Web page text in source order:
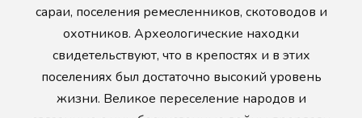
сараи, поселения ремесленников, скотоводов и
охотников. Археологические находки
свидетельствуют, что в крепостях и в этих
поселениях был достаточно высокий уровень
жизни. Великое переселение народов и